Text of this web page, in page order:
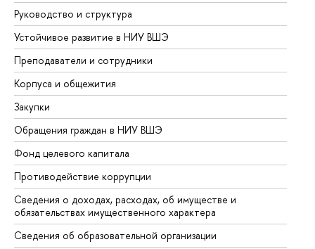
Руководство и структура
Устойчивое развитие в НИУ ВШЭ
Преподаватели и сотрудники
Корпуса и общежития
Закупки
Обращения граждан в НИУ ВШЭ
Фонд целевого капитала
Противодействие коррупции
Сведения о доходах, расходах, об имуществе и
обязательствах имущественного характера
Сведения об образовательной организации